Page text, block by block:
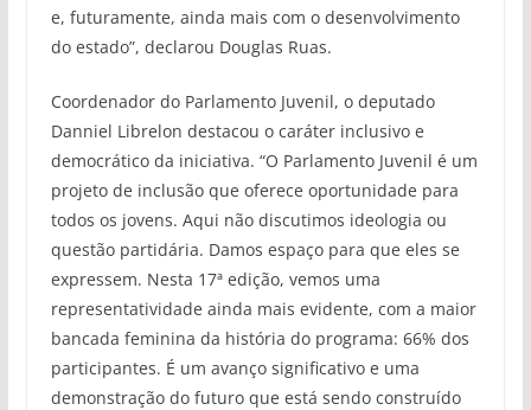
e, futuramente, ainda mais com o desenvolvimento
do estado”, declarou Douglas Ruas.
Coordenador do Parlamento Juvenil, o deputado
Danniel Librelon destacou o caráter inclusivo e
democrático da iniciativa. “O Parlamento Juvenil é um
projeto de inclusão que oferece oportunidade para
todos os jovens. Aqui não discutimos ideologia ou
questão partidária. Damos espaço para que eles se
expressem. Nesta 17ª edição, vemos uma
representatividade ainda mais evidente, com a maior
bancada feminina da história do programa: 66% dos
participantes. É um avanço significativo e uma
demonstração do futuro que está sendo construído